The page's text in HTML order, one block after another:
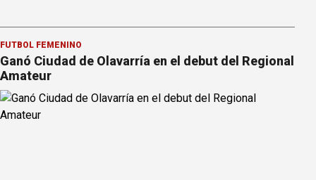
FÚTBOL FEMENINO
Ganó Ciudad de Olavarría en el debut del Regional
Amateur